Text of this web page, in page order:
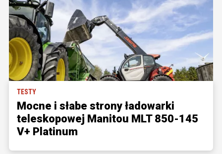
TESTY
Mocne i słabe strony ładowarki
teleskopowej Manitou MLT 850-145
V+ Platinum